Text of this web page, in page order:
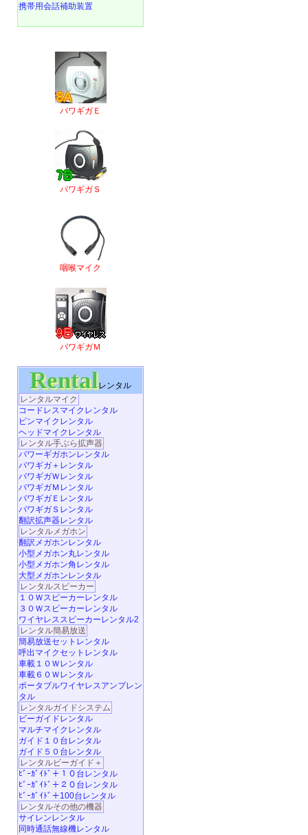
携帯用会話補助装置
パワギガＥ
パワギガＳ
咽喉マイク
パワギガＭ
Rentalレンタル
レンタルマイク
コードレスマイクレンタル
ピンマイクレンタル
ヘッドマイクレンタル
レンタル手ぶら拡声器
パワーギガホンレンタル
パワギガ＋レンタル
パワギガＷレンタル
パワギガＭレンタル
パワギガＥレンタル
パワギガＳレンタル
翻訳拡声器レンタル
レンタルメガホン
翻訳メガホンレンタル
小型メガホン丸レンタル
小型メガホン角レンタル
大型メガホンレンタル
レンタルスピーカー
１０Ｗスピーカーレンタル
３０Ｗスピーカーレンタル
ワイヤレススピーカーレンタル2
レンタル簡易放送
簡易放送セットレンタル
呼出マイクセットレンタル
車載１０Ｗレンタル
車載６０Ｗレンタル
ポータブルワイヤレスアンプレン
タル
レンタルガイドシステム
ビーガイドレンタル
マルチマイクレンタル
ガイド１０台レンタル
ガイド５０台レンタル
レンタルビーガイド＋
ﾋﾞｰｶﾞｲﾄﾞ＋１０台レンタル
ﾋﾞｰｶﾞｲﾄﾞ＋２０台レンタル
ﾋﾞｰｶﾞｲﾄﾞ＋100台レンタル
レンタルその他の機器
サイレンレンタル
同時通話無線機レンタル